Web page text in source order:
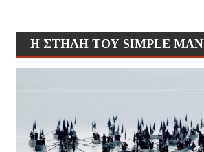
Η ΣΤΗΛΗ ΤΟΥ SIMPLE MAN